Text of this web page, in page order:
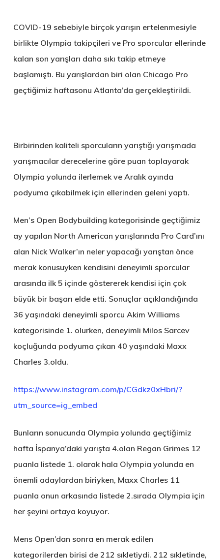
COVID-19 sebebiyle birçok yarışın ertelenmesiyle
birlikte Olympia takipçileri ve Pro sporcular ellerinde
kalan son yarışları daha sıkı takip etmeye
başlamıştı. Bu yarışlardan biri olan Chicago Pro
geçtiğimiz haftasonu Atlanta’da gerçekleştirildi.
Birbirinden kaliteli sporcuların yarıştığı yarışmada
yarışmacılar derecelerine göre puan toplayarak
Olympia yolunda ilerlemek ve Aralık ayında
podyuma çıkabilmek için ellerinden geleni yaptı.
Men’s Open Bodybuilding kategorisinde geçtiğimiz
ay yapılan North American yarışlarında Pro Card’ını
alan Nick Walker’ın neler yapacağı yarıştan önce
merak konusuyken kendisini deneyimli sporcular
arasında ilk 5 içinde göstererek kendisi için çok
büyük bir başarı elde etti. Sonuçlar açıklandığında
36 yaşındaki deneyimli sporcu Akim Williams
kategorisinde 1. olurken, deneyimli Milos Sarcev
koçluğunda podyuma çıkan 40 yaşındaki Maxx
Charles 3.oldu.
https://www.instagram.com/p/CGdkz0xHbri/?
utm_source=ig_embed
Bunların sonucunda Olympia yolunda geçtiğimiz
hafta İspanya’daki yarışta 4.olan Regan Grimes 12
puanla listede 1. olarak hala Olympia yolunda en
önemli adaylardan biriyken, Maxx Charles 11
puanla onun arkasında listede 2.sırada Olympia için
her şeyini ortaya koyuyor.
Mens Open’dan sonra en merak edilen
kategorilerden birisi de 212 sıkletiydi. 212 sıkletinde,